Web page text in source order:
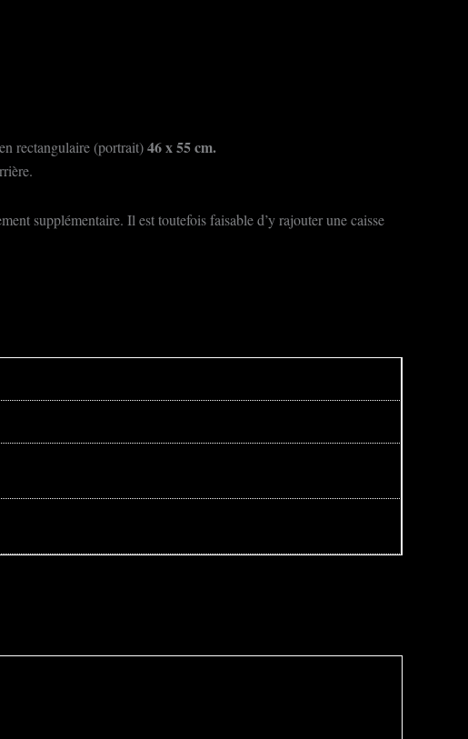
rectangulaire (portrait)46x 55 cm.
supplémentaire. Il est toutefois faisable d’y rajouter une caisse